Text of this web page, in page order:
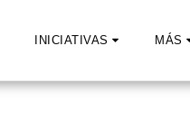
INICIATIVAS MÁS